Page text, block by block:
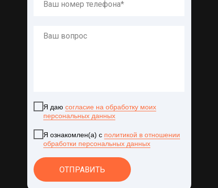
Я даю согласие на обработку моих
персональных данных
Я ознакомлен(а) с политикой в отношении
обработки персональных данных
ОТПРАВИТЬ